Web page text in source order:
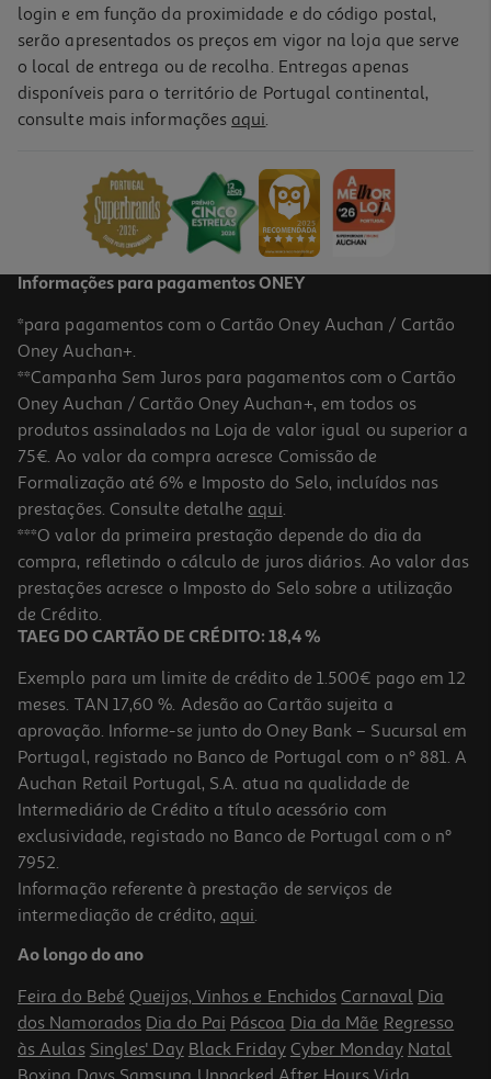
Champô Phyto Volume 100ml
5.0
Champo Phyto Nutrição 100ml
69 €/Lt
6,90 €
Champo Phyto Anticaspa 250ml
57.2 €/un
14,30 €
login e em função da proximidade e do código postal,
serão apresentados os preços em vigor na loja que serve
o local de entrega ou de recolha. Entregas apenas
disponíveis para o território de Portugal continental,
consulte mais informações aqui.
Informações para pagamentos ONEY
*para pagamentos com o Cartão Oney Auchan / Cartão
Oney Auchan+.
**Campanha Sem Juros para pagamentos com o Cartão
Oney Auchan / Cartão Oney Auchan+, em todos os
produtos assinalados na Loja de valor igual ou superior a
75€. Ao valor da compra acresce Comissão de
Formalização até 6% e Imposto do Selo, incluídos nas
prestações. Consulte detalhe aqui.
***O valor da primeira prestação depende do dia da
compra, refletindo o cálculo de juros diários. Ao valor das
prestações acresce o Imposto do Selo sobre a utilização
de Crédito.
TAEG DO CARTÃO DE CRÉDITO: 18,4 %
Exemplo para um limite de crédito de 1.500€ pago em 12
meses. TAN 17,60 %. Adesão ao Cartão sujeita a
aprovação. Informe-se junto do Oney Bank – Sucursal em
Portugal, registado no Banco de Portugal com o nº 881. A
Auchan Retail Portugal, S.A. atua na qualidade de
Intermediário de Crédito a título acessório com
exclusividade, registado no Banco de Portugal com o nº
7952.
Informação referente à prestação de serviços de
intermediação de crédito, aqui.
Ao longo do ano
Feira do Bebé Queijos, Vinhos e Enchidos Carnaval Dia
dos Namorados Dia do Pai Páscoa Dia da Mãe Regresso
às Aulas Singles' Day Black Friday Cyber Monday Natal